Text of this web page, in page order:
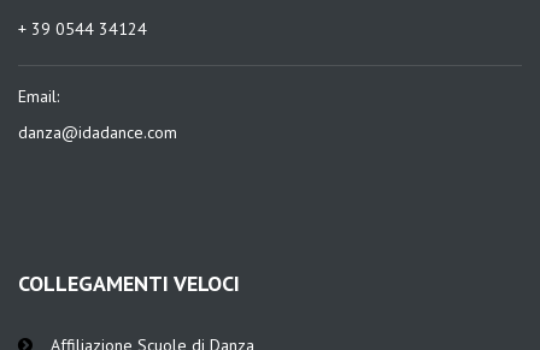
+ 39 0544 34124
Email:
danza@idadance.com
COLLEGAMENTI VELOCI
Affiliazione Scuole di Danza